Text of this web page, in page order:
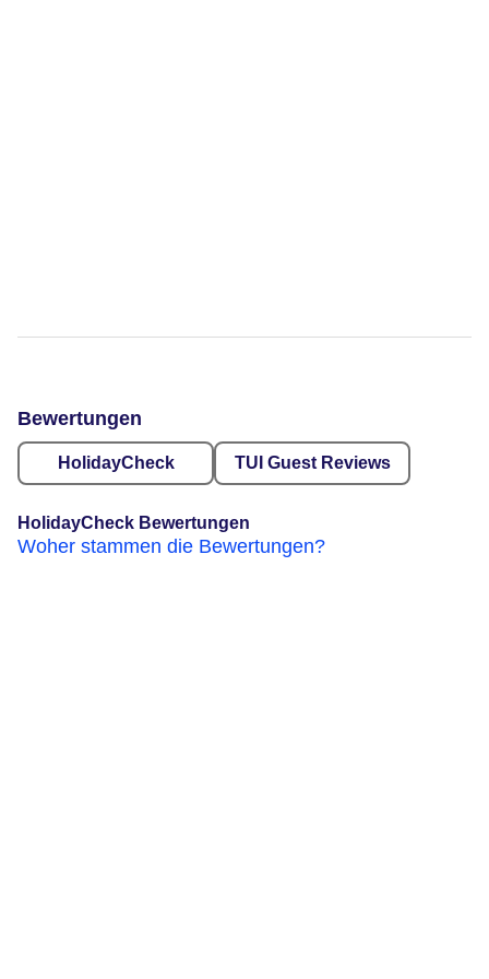
Bewertungen
HolidayCheck TUI Guest Reviews
HolidayCheck Bewertungen
Woher stammen die Bewertungen?